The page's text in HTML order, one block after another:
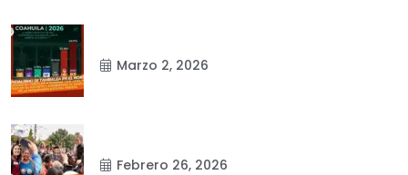
Marzo 2, 2026
Febrero 26, 2026